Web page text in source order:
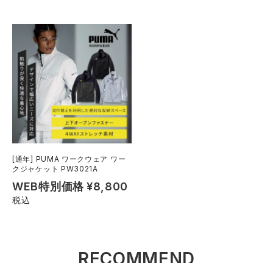
[通年] PUMA ワークウェア ワー
クジャケット PW3021A
WEB特別価格¥8,800
税込
RECOMMEND